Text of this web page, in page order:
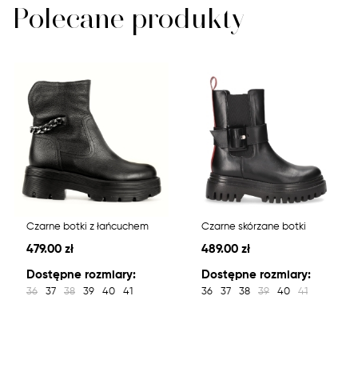
Polecane produkty
Czarne botki z łańcuchem
479.00 zł
Dostępne rozmiary:
36 37 38 39 40 41
Czarne skórzane botki
489.00 zł
Dostępne rozmiary:
36 37 38 39 40 41